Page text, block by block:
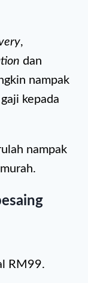
,
dan
nampak
kepada
nampak
RM99.